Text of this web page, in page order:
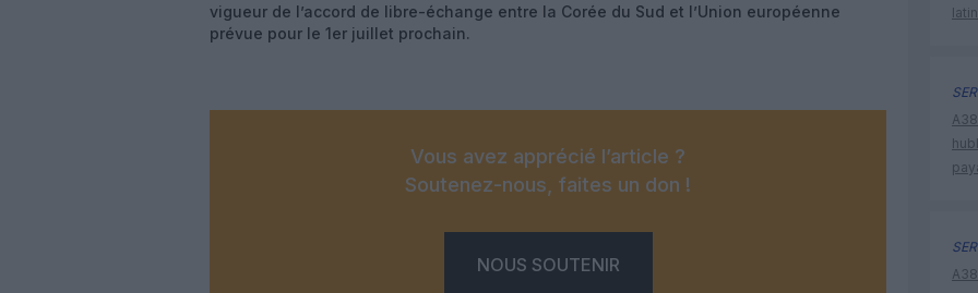
vigueur de l’accord de libre-échange entre la Corée du Sud et l’Union européenne
prévue pour le 1er juillet prochain.
Vous avez apprécié l’article ?
Soutenez-nous, faites un don !
NOUS SOUTENIR